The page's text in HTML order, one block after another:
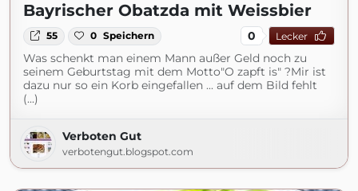
Bayrischer Obatzda mit Weissbier
55 0 Speichern 0 Lecker
Was schenkt man einem Mann außer Geld noch zu
seinem Geburtstag mit dem Motto"O zapft is" ?Mir ist
dazu nur so ein Korb eingefallen ... auf dem Bild fehlt
(...)
Verboten Gut
verbotengut.blogspot.com